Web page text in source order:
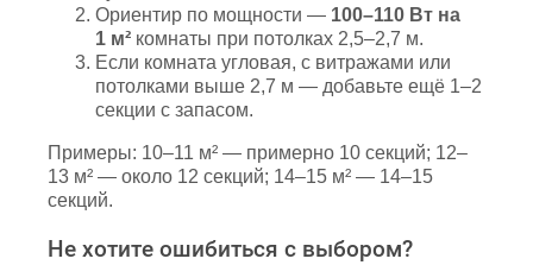
Ориентир по мощности — 100–110 Вт на
1 м² комнаты при потолках 2,5–2,7 м.
Если комната угловая, с витражами или
потолками выше 2,7 м — добавьте ещё 1–2
секции с запасом.
Примеры: 10–11 м² — примерно 10 секций; 12–
13 м² — около 12 секций; 14–15 м² — 14–15
секций.
Не хотите ошибиться с выбором?